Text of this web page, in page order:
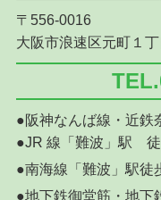
〒556-0016
大阪市浪速区元町１
●阪神なんば線・近
●JR 線「難波」駅 徒
●南海線「難波」駅徒
●地下鉄御堂筋・地下